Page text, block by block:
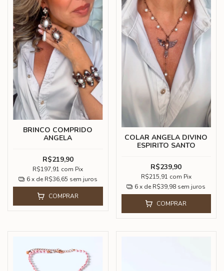
BRINCO COMPRIDO
ANGELA
R$219,90
R$197,91 com Pix
6 x de R$36,65 sem juros
COMPRAR
COLAR ANGELA DIVINO
ESPIRITO SANTO
R$239,90
R$215,91 com Pix
6 x de R$39,98 sem juros
COMPRAR